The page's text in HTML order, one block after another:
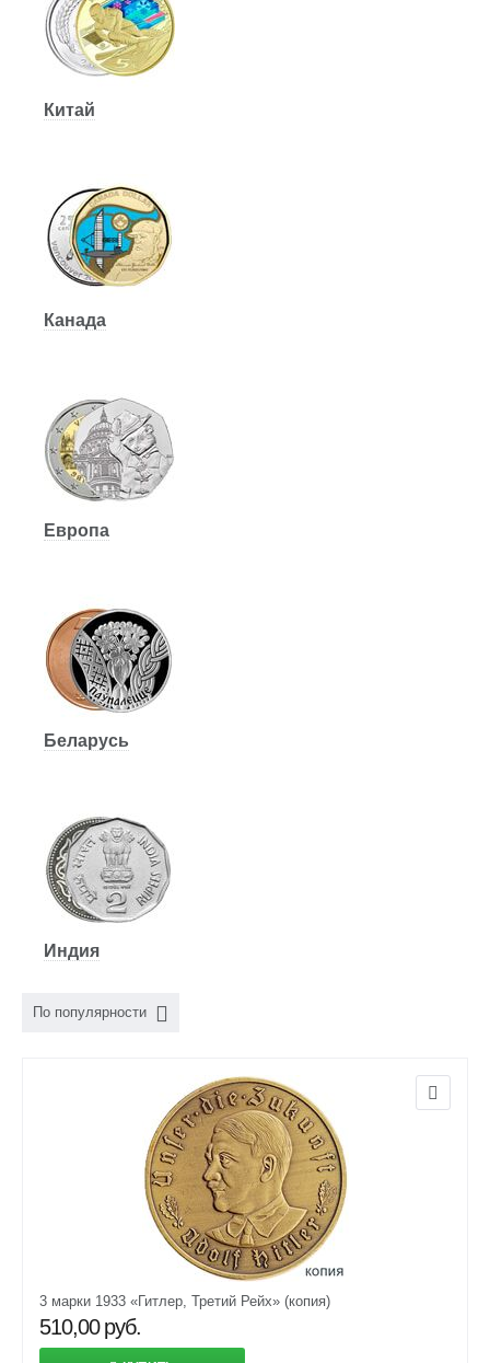
Китай
Канада
Европа
Беларусь
Индия
По популярности
3 марки 1933 «Гитлер, Третий Рейх» (копия)
510,00 руб.